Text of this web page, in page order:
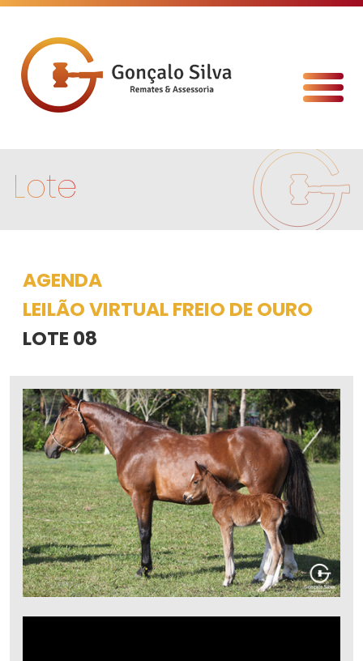
Lote
AGENDA
LEILÃO VIRTUAL FREIO DE OURO
LOTE 08